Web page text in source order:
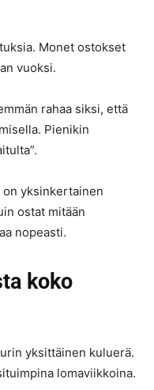
Monet ostokset
vuoksi.
rahaa siksi, että
Pienikin
yksinkertainen
ostat mitään
nopeasti.
koko
yksittäinen kuluerä.
lomaviikkoina.